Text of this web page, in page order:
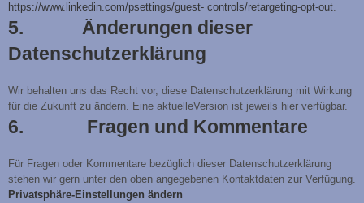
https://www.linkedin.com/psettings/guest- controls/retargeting-opt-out.
5. Änderungen dieser
Datenschutzerklärung
Wir behalten uns das Recht vor, diese Datenschutzerklärung mit Wirkung
für die Zukunft zu ändern. Eine aktuelleVersion ist jeweils hier verfügbar.
6. Fragen und Kommentare
Für Fragen oder Kommentare bezüglich dieser Datenschutzerklärung
stehen wir gern unter den oben angegebenen Kontaktdaten zur Verfügung.
Privatsphäre-Einstellungen ändern